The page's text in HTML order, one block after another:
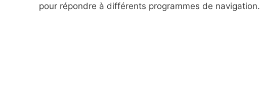
pour répondre à différents programmes de navigation.